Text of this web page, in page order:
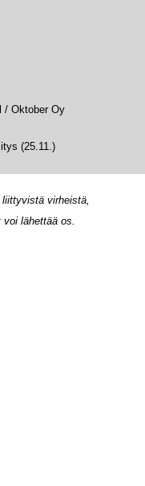
/ Oktober Oy
(25.11.)
virheistä,
lähettää os.